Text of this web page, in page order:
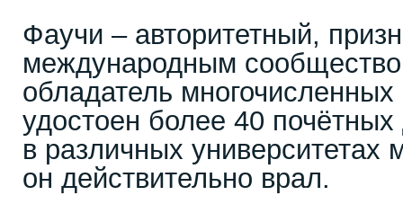
Фаучи – авторитетный,
международным
обладатель
удостоен более 40 почётных
в различных
он действительно врал.